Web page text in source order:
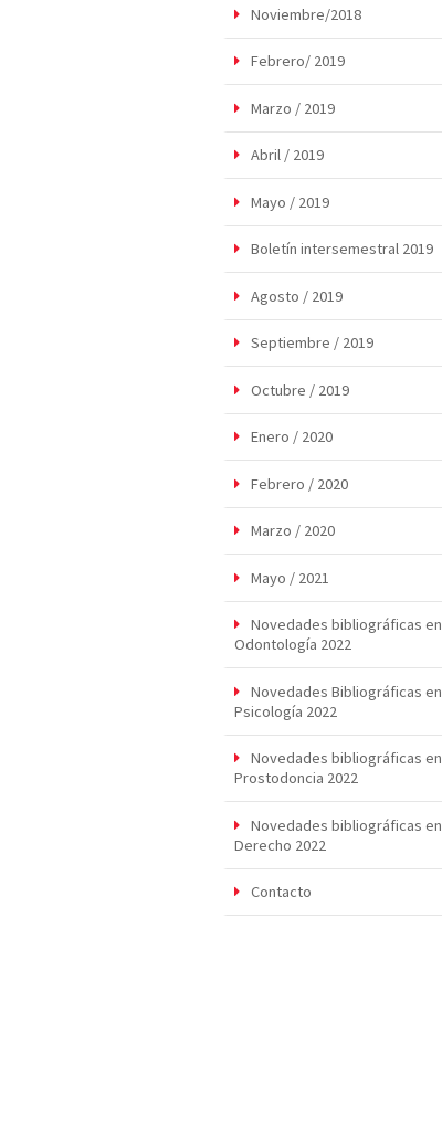
Noviembre/2018
Febrero/ 2019
Marzo / 2019
Abril / 2019
Mayo / 2019
Boletín intersemestral 2019
Agosto / 2019
Septiembre / 2019
Octubre / 2019
Enero / 2020
Febrero / 2020
Marzo / 2020
Mayo / 2021
Novedades bibliográficas en
Odontología 2022
Novedades Bibliográficas en
Psicología 2022
Novedades bibliográficas en
Prostodoncia 2022
Novedades bibliográficas en
Derecho 2022
Contacto